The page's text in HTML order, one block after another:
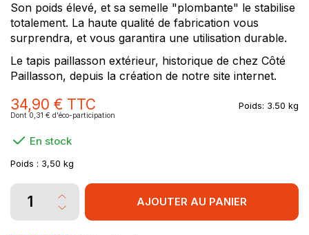
Son poids élevé, et sa semelle "plombante" le stabilise
totalement. La haute qualité de fabrication vous
surprendra, et vous garantira une utilisation durable.
Le tapis paillasson extérieur, historique de chez Côté
Paillasson, depuis la création de notre site internet.
34,90 € TTC Poids: 3.50 kg
Dont 0,31 € d'éco-participation
En stock
Poids : 3,50 kg
AJOUTER AU PANIER